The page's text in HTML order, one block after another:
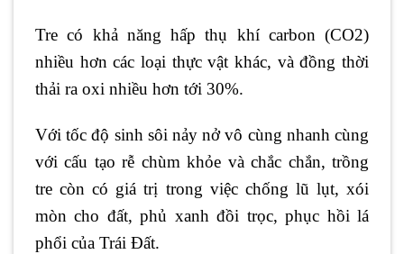
Tre có khả năng hấp thụ khí carbon (CO2)
nhiều hơn các loại thực vật khác, và đồng thời
thải ra oxi nhiều hơn tới 30%.
Với tốc độ sinh sôi nảy nở vô cùng nhanh cùng
với cấu tạo rễ chùm khỏe và chắc chắn, trồng
tre còn có giá trị trong việc chống lũ lụt, xói
mòn cho đất, phủ xanh đồi trọc, phục hồi lá
phổi của Trái Đất.